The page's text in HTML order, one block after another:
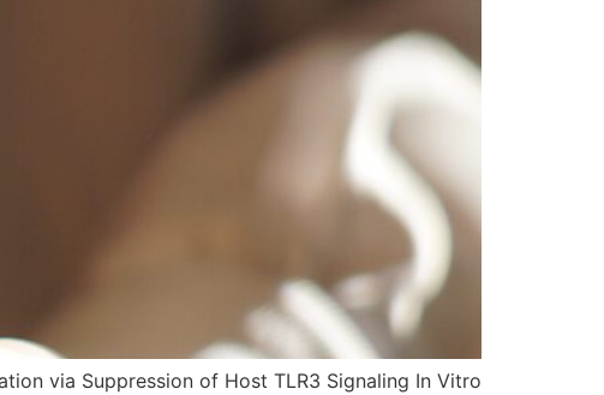
via Suppression of Host TLR3 Signaling In Vitro